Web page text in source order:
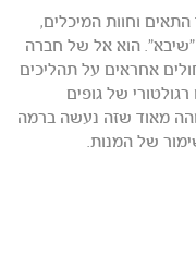
וחוות המיכלים,
הוא אל של חברה
אחראים על תהליכים
של גופים
מאוד שזה נעשה ברמה
של המנות.